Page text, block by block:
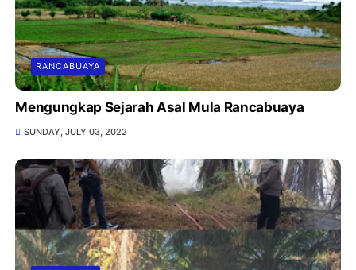
RANCABUAYA
Mengungkap Sejarah Asal Mula Rancabuaya
SUNDAY, JULY 03, 2022